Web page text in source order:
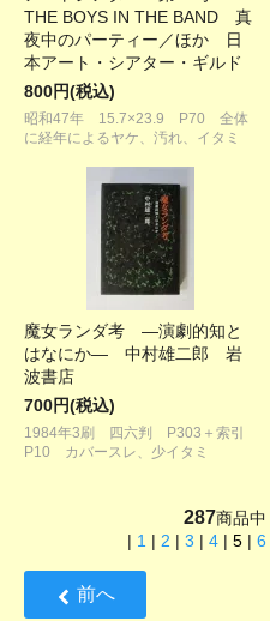
THE BOYS IN THE BAND 真
夜中のパーティー／ほか 日
本アート・シアター・ギルド
800円(税込)
昭和47年 15.7×23.9 P70 全体
に経年によるヤケ、汚れ、イタミ
魔女ランダ考 ―演劇的知と
はなにか― 中村雄二郎 岩
波書店
700円(税込)
1984年3刷 四六判 P303＋索引
P10 カバースレ、少イタミ
287商品中
| 1 | 2 | 3 | 4 | 5 | 6
前へ